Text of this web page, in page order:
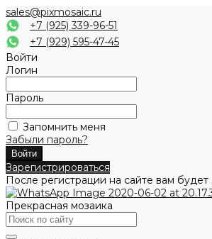
sales@pixmosaic.ru
+7 (925) 339-96-51
+7 (929) 595-47-45
Войти
Логин
Пароль
Запомнить меня
Забыли пароль?
Зарегистрироваться
После регистрации на сайте вам
Прекрасная мозаика